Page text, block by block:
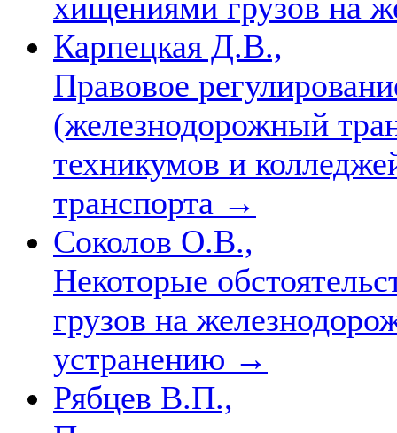
Карпецкая Д.В.,
Правовое
(железнодорожный
техникумов и
транспорта →
Соколов О.В.,
Некоторые
грузов на
устранению →
Рябцев В.П.,